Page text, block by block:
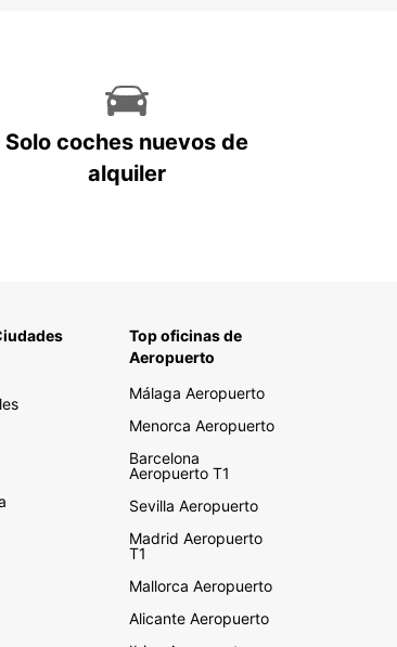
Solo coches nuevos de
alquiler
Top oficinas de
Aeropuerto
Málaga Aeropuerto
Menorca Aeropuerto
Barcelona
Aeropuerto T1
Sevilla Aeropuerto
Madrid Aeropuerto
T1
Mallorca Aeropuerto
Alicante Aeropuerto